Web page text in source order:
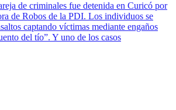
de criminales fue detenida en Curicó por
de Robos de la PDI. Los individuos se
captando víctimas mediante engaños
del tío”. Y uno de los casos